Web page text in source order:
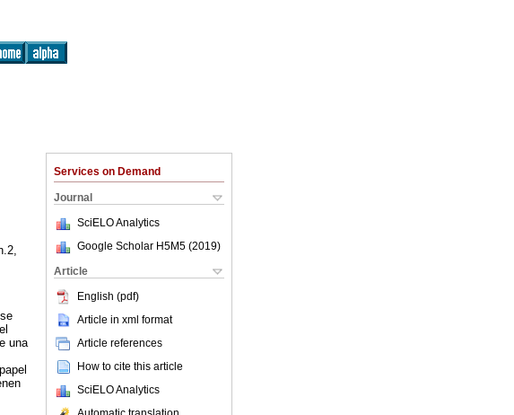
Services on Demand
Journal
SciELO Analytics
Google Scholar H5M5 (2019)
Article
English (pdf)
Article in xml format
Article references
How to cite this article
SciELO Analytics
una